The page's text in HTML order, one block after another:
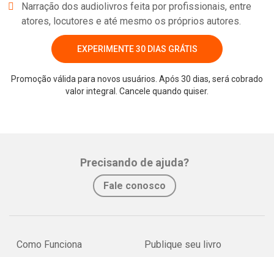
Narração dos audiolivros feita por profissionais, entre
atores, locutores e até mesmo os próprios autores.
EXPERIMENTE 30 DIAS GRÁTIS
Promoção válida para novos usuários. Após 30 dias, será cobrado
valor integral. Cancele quando quiser.
Precisando de ajuda?
Fale conosco
Como Funciona
Publique seu livro